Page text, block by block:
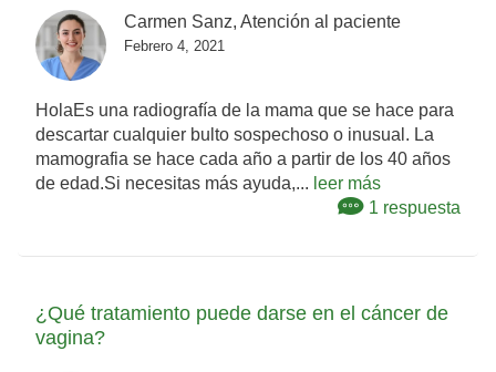
Carmen Sanz, Atención al paciente
Febrero 4, 2021
HolaEs una radiografía de la mama que se hace para
descartar cualquier bulto sospechoso o inusual. La
mamografia se hace cada año a partir de los 40 años
de edad.Si necesitas más ayuda,... leer más
1 respuesta
¿Qué tratamiento puede darse en el cáncer de
vagina?